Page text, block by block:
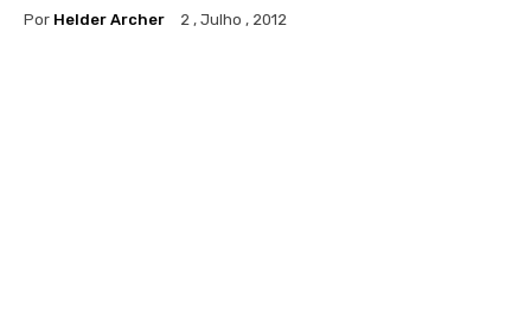
Por Helder Archer 2 , Julho , 2012